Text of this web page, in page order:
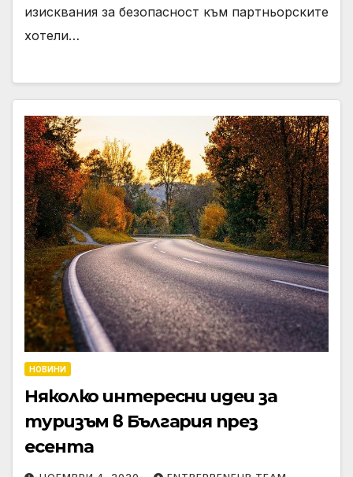
изисквания за безопасност към партньорските
хотели…
НОВИНИ
Няколко интересни идеи за
туризъм в България през
есента